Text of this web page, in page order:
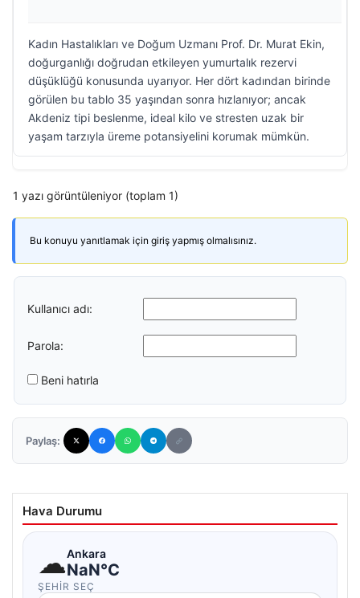
Kadın Hastalıkları ve Doğum Uzmanı Prof. Dr. Murat Ekin,
doğurganlığı doğrudan etkileyen yumurtalık rezervi
düşüklüğü konusunda uyarıyor. Her dört kadından birinde
görülen bu tablo 35 yaşından sonra hızlanıyor; ancak
Akdeniz tipi beslenme, ideal kilo ve stresten uzak bir
yaşam tarzıyla üreme potansiyelini korumak mümkün.
1 yazı görüntüleniyor (toplam 1)
Bu konuyu yanıtlamak için giriş yapmış olmalısınız.
Kullanıcı adı:
Parola:
Beni hatırla
Paylaş:
Hava Durumu
☁Ankara
NaN°C
ŞEHIR SEÇ